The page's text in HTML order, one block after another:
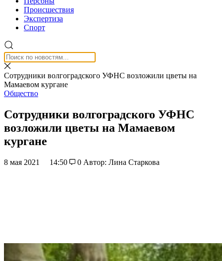
Происшествия
Экспертиза
Спорт
Сотрудники волгоградского УФНС возложили цветы на
Мамаевом кургане
Общество
Сотрудники волгоградского УФНС
возложили цветы на Мамаевом
кургане
8 мая 2021 14:50 0 Автор: Лина Старкова